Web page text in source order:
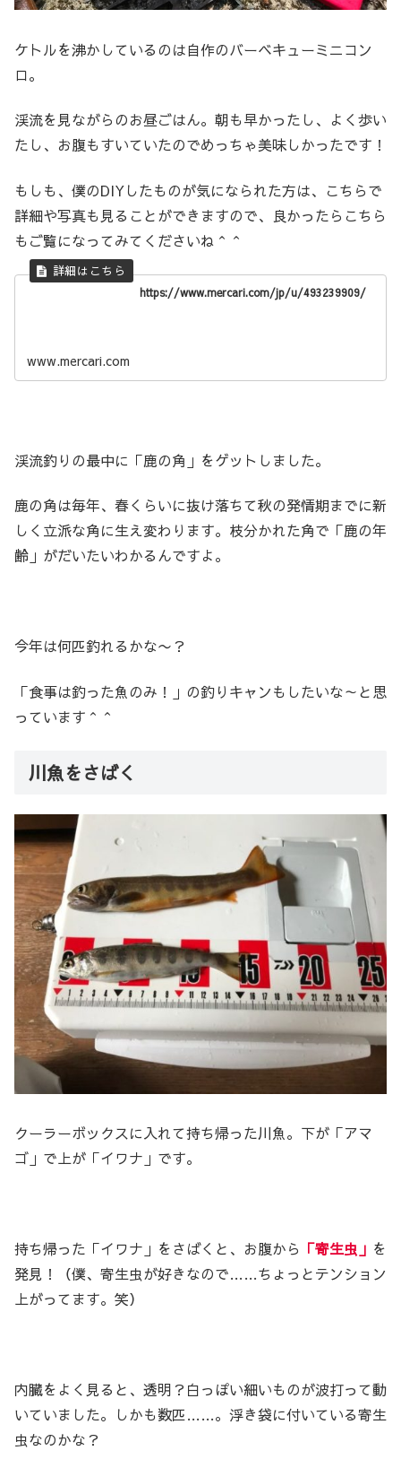
ケトルを沸かしているのは自作のバーベキューミニコン
ロ。
渓流を見ながらのお昼ごはん。朝も早かったし、よく歩い
たし、お腹もすいていたのでめっちゃ美味しかったです！
もしも、僕のDIYしたものが気になられた方は、こちらで
詳細や写真も見ることができますので、良かったらこちら
もご覧になってみてくださいね＾＾
https://www.mercari.com/jp/u/493239909/
www.mercari.com
渓流釣りの最中に「鹿の角」をゲットしました。
鹿の角は毎年、春くらいに抜け落ちて秋の発情期までに新
しく立派な角に生え変わります。枝分かれた角で「鹿の年
齢」がだいたいわかるんですよ。
今年は何匹釣れるかな〜？
「食事は釣った魚のみ！」の釣りキャンもしたいな～と思
っています＾＾
川魚をさばく
クーラーボックスに入れて持ち帰った川魚。下が「アマ
ゴ」で上が「イワナ」です。
持ち帰った「イワナ」をさばくと、お腹から 「寄生虫」 を
発見！（僕、寄生虫が好きなので……ちょっとテンション
上がってます。笑）
内臓をよく見ると、透明？白っぽい細いものが波打って動
いていました。しかも数匹……。浮き袋に付いている寄生
虫なのかな？